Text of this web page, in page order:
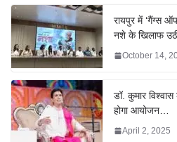
रायपुर में ‘गैंग्स ऑफ
नशे के खिलाफ
October 14,
डॉ. कुमार
होगा आयोजन…
April 2, 2025